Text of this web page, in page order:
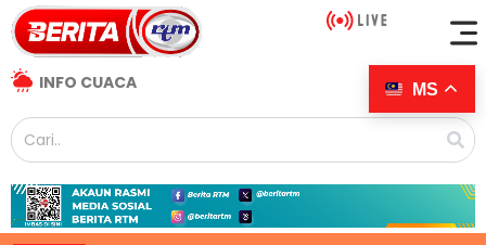
INFO CUACA MS